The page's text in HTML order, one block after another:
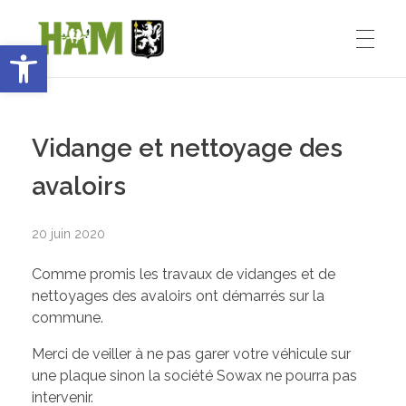
Ouvrir la barre d’outils
Ham-sous-Varsberg
VIE MUNICIPALE
Inventons le HAM de demain
Le Maire : Edmond Bettinger
Le conseil Municipal
Vidange et nettoyage des
avaloirs
20 juin 2020
Comme promis les travaux de vidanges et de
nettoyages des avaloirs ont démarrés sur la
commune.
Merci de veiller à ne pas garer votre véhicule sur
une plaque sinon la société Sowax ne pourra pas
intervenir.